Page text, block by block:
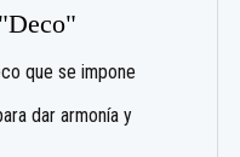
que se impone
dar armonía y